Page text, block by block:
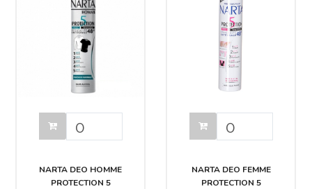
NARTA DEO HOMME
PROTECTION 5
NARTA DEO FEMME
PROTECTION 5